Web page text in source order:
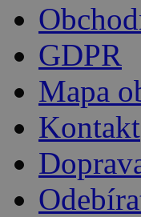
GDPR
Mapa
Kontakt